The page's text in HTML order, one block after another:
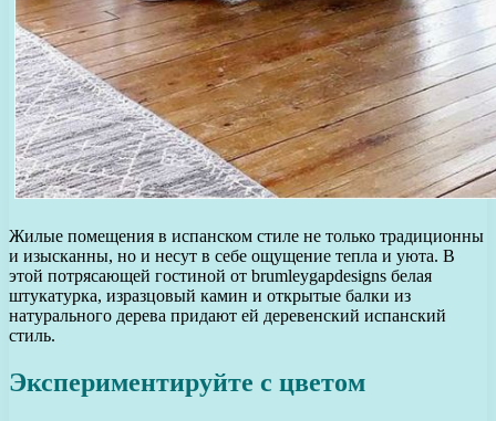
Жилые помещения в испанском стиле не только традиционны
и изысканны, но и несут в себе ощущение тепла и уюта. В
этой потрясающей гостиной от brumleygapdesigns белая
штукатурка, изразцовый камин и открытые балки из
натурального дерева придают ей деревенский испанский
стиль.
Экспериментируйте с цветом